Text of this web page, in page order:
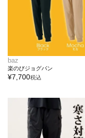
baz
楽のびジョグパン
¥7,700税込